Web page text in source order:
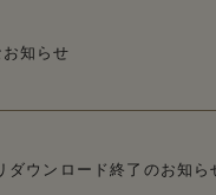
知らせ
ダウンロード終了のお知ら